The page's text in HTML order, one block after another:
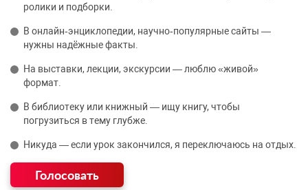
ролики и подборки.
В онлайн‑энциклопедии, научно‑популярные сайты —
нужны надёжные факты.
На выставки, лекции, экскурсии — люблю «живой»
формат.
В библиотеку или книжный — ищу книгу, чтобы
погрузиться в тему глубже.
Никуда — если урок закончился, я переключаюсь на отдых.